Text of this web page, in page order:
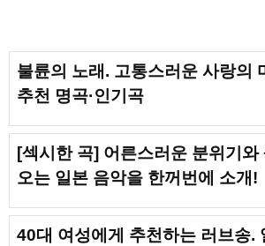
불륜의 노래. 고통스러운 사랑의
추천 명곡·인기곡
[섹시한 곡] 어른스러운 분위기와
오는 일본 음악을 한꺼번에 소개!
40대 여성에게 추천하는 러브송.